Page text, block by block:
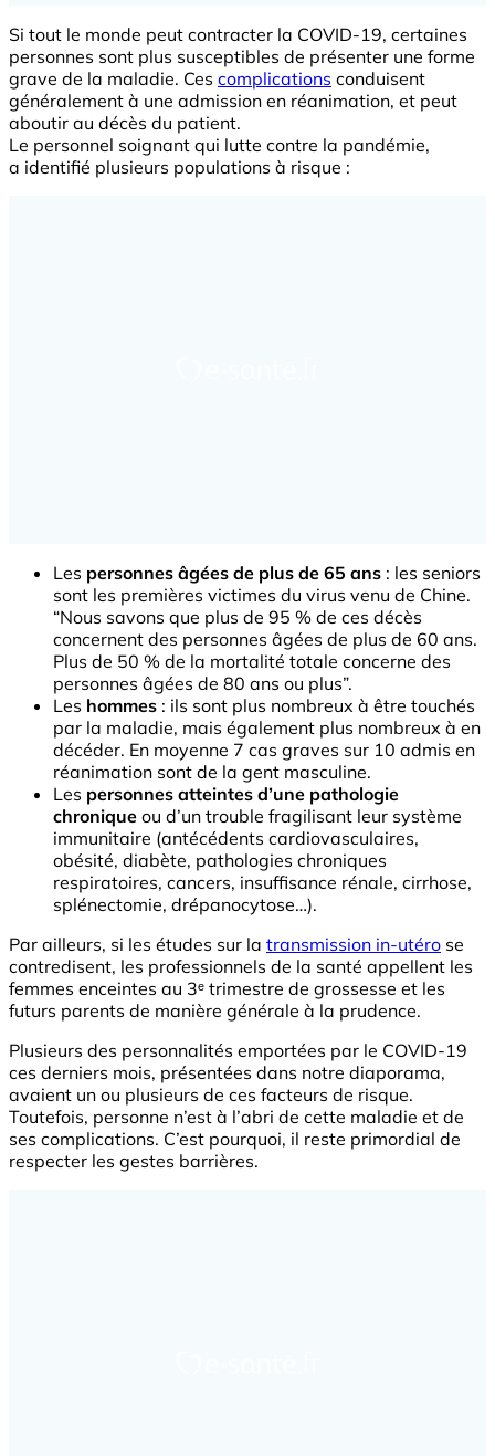
Si tout le monde peut contracter la COVID-19, certaines
personnes sont plus susceptibles de présenter une forme
grave de la maladie. Ces complications conduisent
généralement à une admission en réanimation, et peut
aboutir au décès du patient.
Le personnel soignant qui lutte contre la pandémie,
a identifié plusieurs populations à risque :
Les personnes âgées de plus de 65 ans : les seniors
sont les premières victimes du virus venu de Chine.
“Nous savons que plus de 95 % de ces décès
concernent des personnes âgées de plus de 60 ans.
Plus de 50 % de la mortalité totale concerne des
personnes âgées de 80 ans ou plus”.
Les hommes : ils sont plus nombreux à être touchés
par la maladie, mais également plus nombreux à en
décéder. En moyenne 7 cas graves sur 10 admis en
réanimation sont de la gent masculine.
Les personnes atteintes d’une pathologie
chronique ou d’un trouble fragilisant leur système
immunitaire (antécédents cardiovasculaires,
obésité, diabète, pathologies chroniques
respiratoires, cancers, insuffisance rénale, cirrhose,
splénectomie, drépanocytose…).
Par ailleurs, si les études sur la transmission in-utéro se
contredisent, les professionnels de la santé appellent les
femmes enceintes au 3ᵉ trimestre de grossesse et les
futurs parents de manière générale à la prudence.
Plusieurs des personnalités emportées par le COVID-19
ces derniers mois, présentées dans notre diaporama,
avaient un ou plusieurs de ces facteurs de risque.
Toutefois, personne n’est à l’abri de cette maladie et de
ses complications. C’est pourquoi, il reste primordial de
respecter les gestes barrières.